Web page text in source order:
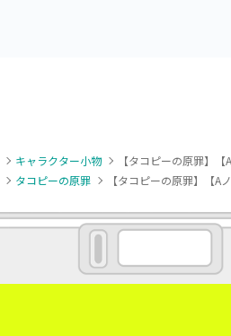
キャラクター小物
【タコピーの原罪】
タコピーの原罪 【タコピーの原罪】【